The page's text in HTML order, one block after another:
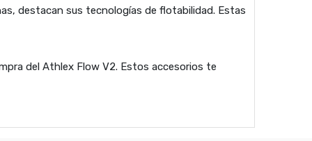
destacan sus tecnologías de flotabilidad. Estas
del Athlex Flow V2. Estos accesorios te